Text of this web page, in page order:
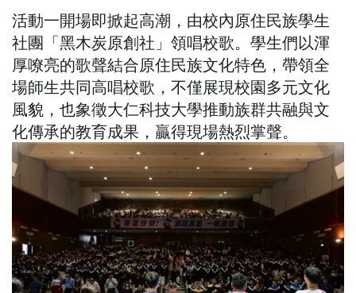
活動一開場即掀起高潮，由校內原住民族學生
社團「黑木炭原創社」領唱校歌。學生們以渾
厚嘹亮的歌聲結合原住民族文化特色，帶領全
場師生共同高唱校歌，不僅展現校園多元文化
風貌，也象徵大仁科技大學推動族群共融與文
化傳承的教育成果，贏得現場熱烈掌聲。